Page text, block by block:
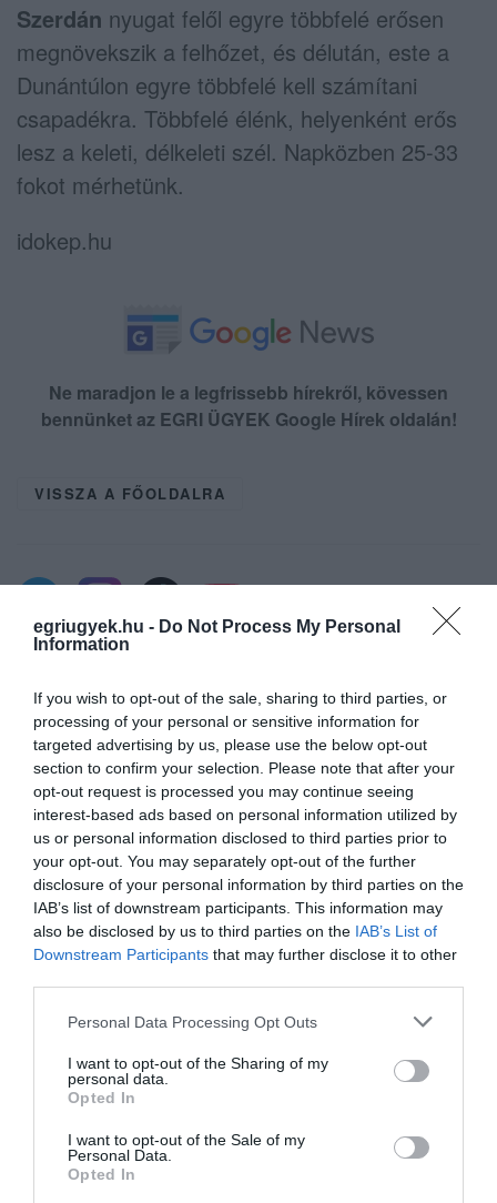
egriugyek.hu - Do Not Process My Personal
Information
If you wish to opt-out of the sale, sharing to third parties, or
processing of your personal or sensitive information for
targeted advertising by us, please use the below opt-out
section to confirm your selection. Please note that after your
opt-out request is processed you may continue seeing
interest-based ads based on personal information utilized by
us or personal information disclosed to third parties prior to
your opt-out. You may separately opt-out of the further
disclosure of your personal information by third parties on the
IAB’s list of downstream participants. This information may
also be disclosed by us to third parties on the IAB’s List of
Downstream Participants that may further disclose it to other
Please note that this website/app uses one or more Google
not limited to your visit or usage behaviour. You may click to
grant or deny consent to Google and its third-party tags to
use your data for below specified purposes in below Google
consent section.
Personal Data Processing Opt Outs
I want to opt-out of the Sharing of my
personal data.
Opted In
I want to opt-out of the Sale of my
Personal Data.
Opted In
Szerdán nyugat felől egyre többfelé erősen
megnövekszik a felhőzet, és délután, este a
Dunántúlon egyre többfelé kell számítani
csapadékra. Többfelé élénk, helyenként erős
lesz a keleti, délkeleti szél. Napközben 25-33
fokot mérhetünk.
idokep.hu
Ne maradjon le a legfrissebb hírekről, kövessen
bennünket az EGRI ÜGYEK Google Hírek oldalán!
VISSZA A FŐOLDALRA
ÚJ MAGYAR KÜLÜGYI STRATÉGIA KÉSZÜL,
TELJES SZAKÍTÁS JÖN A...
2026. augusztus 08|Mindenki ügye
TATA ELBŰVÖLŐ LÁTVÁNYOSSÁGAI,
2026. augusztus 08|Promóció
TELJESEN ÚJRAINDUL A P...